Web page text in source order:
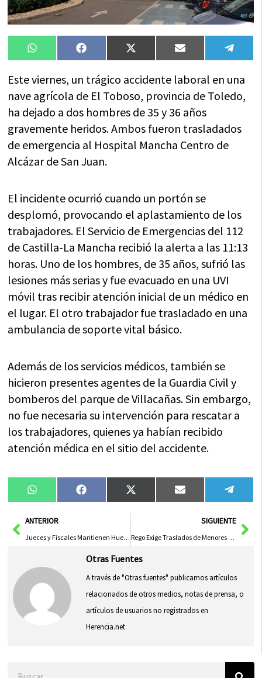
Compartir
en
WhatsAppCompartir
en
FacebookCompartir
en
X
(Twitter)
Compartir
en
Email
en
Este viernes, un trágico accidente laboral en una
nave agrícola de El Toboso, provincia de Toledo,
ha dejado a dos hombres de 35 y 36 años
gravemente heridos. Ambos fueron trasladados
de emergencia al Hospital Mancha Centro de
Alcázar de San Juan.
El incidente ocurrió cuando un portón se
desplomó, provocando el aplastamiento de los
trabajadores. El Servicio de Emergencias del 112
de Castilla-La Mancha recibió la alerta a las 11:13
horas. Uno de los hombres, de 35 años, sufrió las
lesiones más serias y fue evacuado en una UVI
móvil tras recibir atención inicial de un médico en
el lugar. El otro trabajador fue trasladado en una
ambulancia de soporte vital básico.
Además de los servicios médicos, también se
hicieron presentes agentes de la Guardia Civil y
bomberos del parque de Villacañas. Sin embargo,
no fue necesaria su intervención para rescatar a
los trabajadores, quienes ya habían recibido
atención médica en el sitio del accidente.
Compartir
en
WhatsAppCompartir
en
FacebookCompartir
en
X
(Twitter)
Compartir
en
Email
en
AntANTERIOR
Jueces y Fiscales Mantienen Huelga por Reformas del Gobierno, con Servicios Mínimos
SIGUIENTE
Rego Exige Traslados de Menores Migrantes en Agosto y Denuncia «Bloqueo» del PP
Otras Fuentes
A través de "Otras fuentes" publicamos artículos
relacionados de otros medios, notas de prensa, o
artículos de usuarios no registrados en
Herencia.net